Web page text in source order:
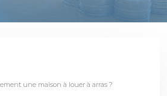
une maison à louer à arras ?